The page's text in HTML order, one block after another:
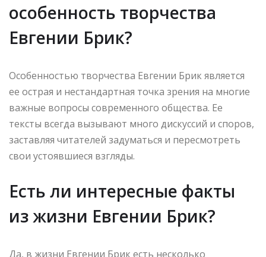
особенность творчества
Евгении Брик?
Особенностью творчества Евгении Брик является
ее острая и нестандартная точка зрения на многие
важные вопросы современного общества. Ее
тексты всегда вызывают много дискуссий и споров,
заставляя читателей задуматься и пересмотреть
свои устоявшиеся взгляды.
Есть ли интересные факты
из жизни Евгении Брик?
Да, в жизни Евгении Брик есть несколько